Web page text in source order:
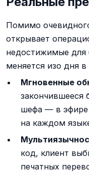
Помимо
открывает
недостижимые
меняется изо дня в
Мгновенные
закончившееся
шефа — в эфире
на каждом
код, клиент
печатных